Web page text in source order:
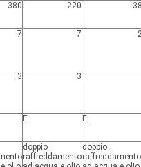
380 220
7 7
3 3
E E
doppio
raffreddamento
doppio
raffreddamento